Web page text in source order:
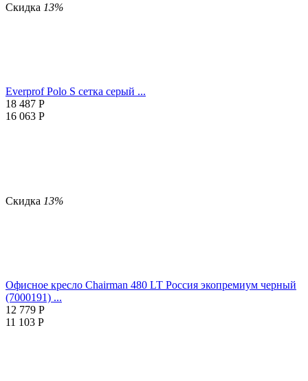
Скидка 13%
Everprof Polo S сетка серый ...
18 487 Р
16 063 Р
Скидка 13%
Офисное кресло Chairman 480 LT Россия экопремиум черный
(7000191) ...
12 779 Р
11 103 Р